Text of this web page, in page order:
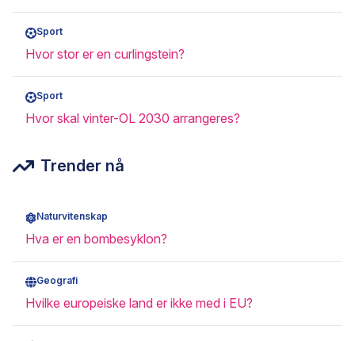
Sport
Hvor stor er en curlingstein?
Sport
Hvor skal vinter-OL 2030 arrangeres?
Trender nå
Naturvitenskap
Hva er en bombesyklon?
Geografi
Hvilke europeiske land er ikke med i EU?